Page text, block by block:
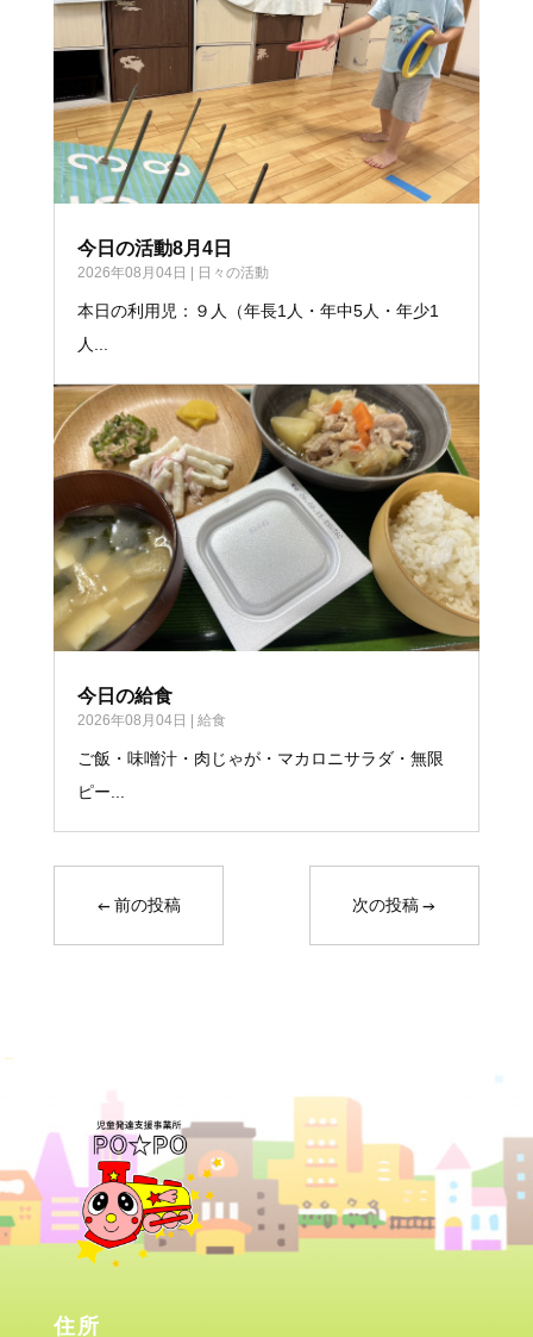
今日の活動8月4日
2026年08月04日 | 日々の活動
本日の利用児：９人（年長1人・年中5人・年少1
人...
今日の給食
2026年08月04日 | 給食
ご飯・味噌汁・肉じゃが・マカロニサラダ・無限
ピー...
←前の投稿 次の投稿→
住所